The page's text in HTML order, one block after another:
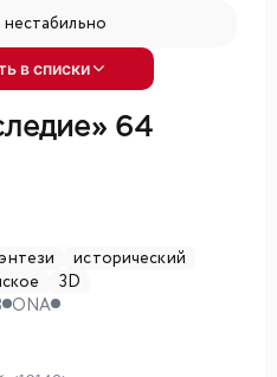
нестабильно
в списки
64
исторический
3D
ONA